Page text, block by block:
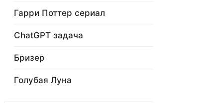
Гарри Поттер сериал
ChatGPT задача
Бризер
Голубая Луна